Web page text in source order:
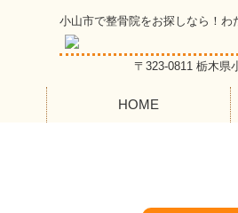
小山市で整骨院をお探しなら！わ
〒323-0811 栃木県
HOME